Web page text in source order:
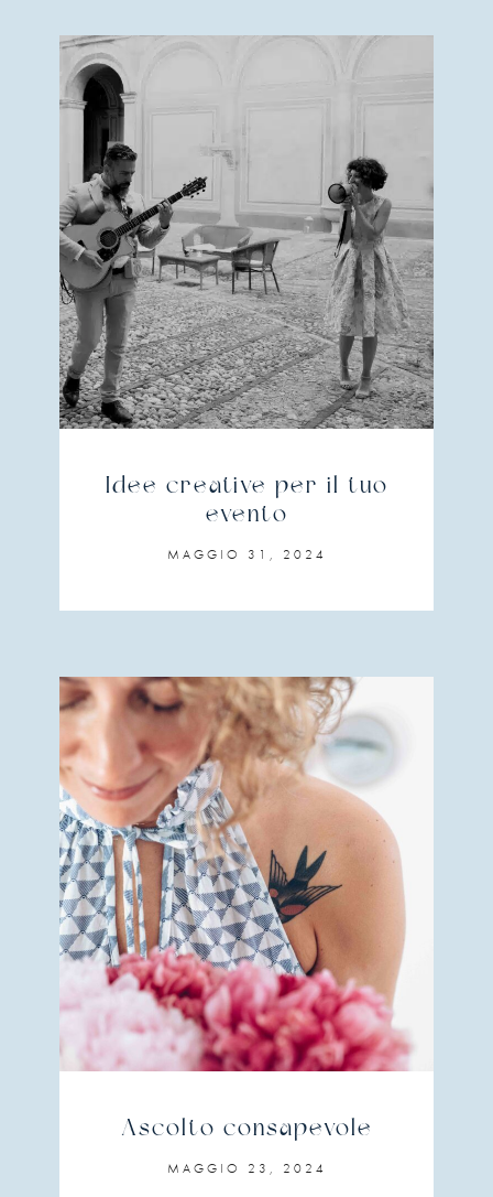
Idee creative per il tuo
evento
MAGGIO 31, 2024
Ascolto consapevole
MAGGIO 23, 2024